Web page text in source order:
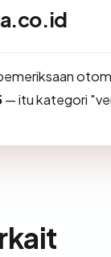
— itu kategori